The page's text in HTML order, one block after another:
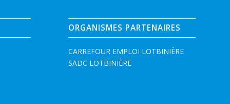
ORGANISMES PARTENAIRES
CARREFOUR EMPLOI LOTBINIÈRE
SADC LOTBINIÈRE